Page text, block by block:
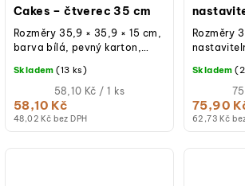
Cakes – čtverec 35 cm
48,02 Kč bez DPH
58,10 Kč
Měrná
cena:
58,10 Kč / 1 ks
Skladem (13 ks)
Rozměry 35,9 × 35,9 × 15 cm,
barva bílá, pevný karton,
znovupoužitelná při běžném
použití, balení 1 ks.
× 30 ×
62,73 Kč
75,90
Skladem
Rozměry
krabice,
bezpečný...